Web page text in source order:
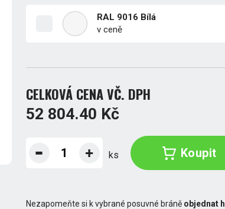
RAL 9016 Bílá
v ceně
CELKOVÁ CENA VČ. DPH
52 804.40 Kč
ks Koupit
Nezapomeňte si k vybrané posuvné bráně objednat